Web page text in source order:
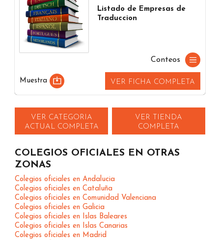
Listado de Empresas de
Traduccion
Conteos
Muestra VER FICHA COMPLETA
VER CATEGORIA
ACTUAL COMPLETA
VER TIENDA
COMPLETA
COLEGIOS OFICIALES EN OTRAS
ZONAS
Colegios oficiales en Andalucia
Colegios oficiales en Cataluña
Colegios oficiales en Comunidad Valenciana
Colegios oficiales en Galicia
Colegios oficiales en Islas Baleares
Colegios oficiales en Islas Canarias
Colegios oficiales en Madrid